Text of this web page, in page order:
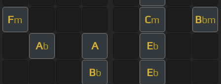
Fm Cm Bbm
Ab A Eb
Bb Eb